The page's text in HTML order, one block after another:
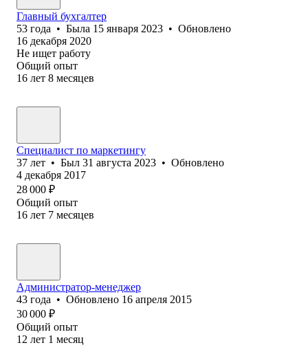
Главный бухгалтер
53 года • Была 15 января 2023 • Обновлено
16 декабря 2020
Не ищет работу
Общий опыт
16 лет 8 месяцев
Специалист по маркетингу
37 лет • Был 31 августа 2023 • Обновлено
4 декабря 2017
28 000 ₽
Общий опыт
16 лет 7 месяцев
Администратор-менеджер
43 года • Обновлено 16 апреля 2015
30 000 ₽
Общий опыт
12 лет 1 месяц